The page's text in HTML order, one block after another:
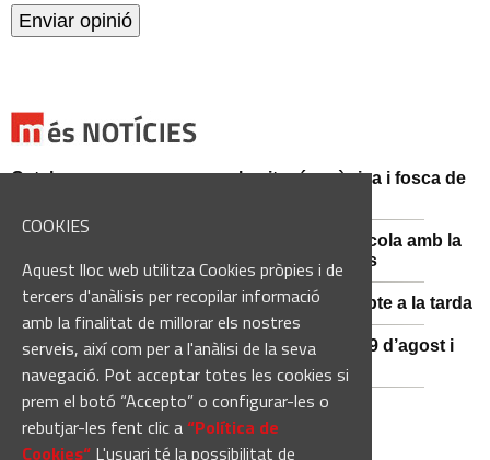
COOKIES
Aquest lloc web utilitza Cookies pròpies i de
tercers d'anàlisis per recopilar informació
amb la finalitat de millorar els nostres
serveis, així com per a l'anàlisi de la seva
navegació. Pot acceptar totes les cookies si
prem el botó “Accepto” o configurar-les o
rebutjar-les fent clic a“Política de
Cookies“ L'usuari té la possibilitat de
Catalunya es prepara per a la nit més màgica i fosca de
Sant Fruitós posa en valor el patrimoni agrícola amb la
restauració i exposició de peces històriques
Es manté la previsió de pluges fortes dissabte a la tarda
El 3x3 de bàsquet de Solsona s’avança al 29 d’agost i
estrena premis en metàl·lic